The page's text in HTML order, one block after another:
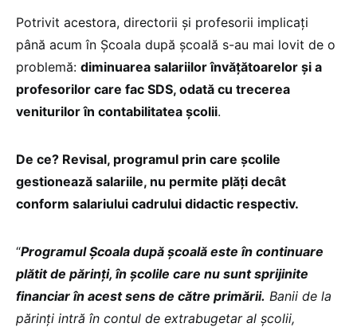
Potrivit acestora, directorii și profesorii implicați
până acum în Școala după școală s-au mai lovit de o
problemă: diminuarea salariilor învățătoarelor și a
profesorilor care fac SDS, odată cu trecerea
veniturilor în contabilitatea școlii.
De ce? Revisal, programul prin care școlile
gestionează salariile, nu permite plăți decât
conform salariului cadrului didactic respectiv.
“Programul Școala după școală este în continuare
plătit de părinți, în școlile care nu sunt sprijinite
financiar în acest sens de către primării. Banii de la
părinți intră în contul de extrabugetar al școlii,